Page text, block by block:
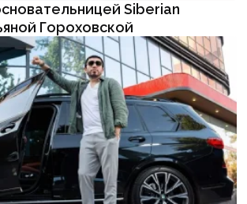
Siberian
Гороховской